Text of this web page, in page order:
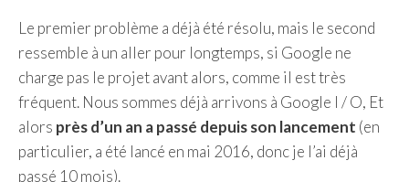
Le premier problème a déjà été résolu, mais le second
ressemble à un aller pour longtemps, si Google ne
charge pas le projet avant alors, comme il est très
fréquent. Nous sommes déjà arrivons à Google I / O, Et
alors près d’un an a passé depuis son lancement (en
particulier, a été lancé en mai 2016, donc je l’ai déjà
passé 10 mois).